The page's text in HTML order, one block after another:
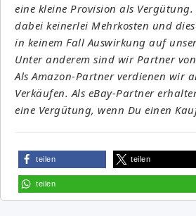
eine kleine Provision als
dabei keinerlei Mehrkosten und
in keinem Fall Auswirkung auf
Unter anderem sind wir Partner
Als Amazon-Partner verdienen wir
Verkäufen. Als eBay-Partner
eine Vergütung, wenn Du einen
teilen teilen
teilen